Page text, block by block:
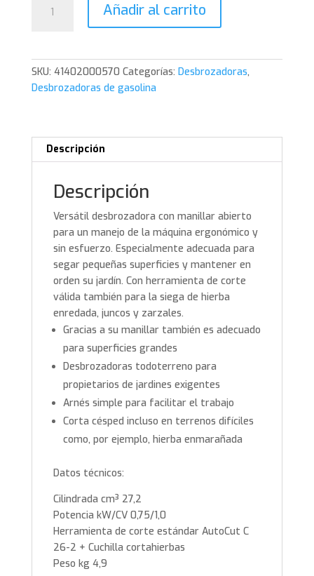
Añadir al carrito
SKU: 41402000570 Categorías: Desbrozadoras,
Desbrozadoras de gasolina
Descripción
Descripción
Versátil desbrozadora con manillar abierto
para un manejo de la máquina ergonómico y
sin esfuerzo. Especialmente adecuada para
segar pequeñas superficies y mantener en
orden su jardín. Con herramienta de corte
válida también para la siega de hierba
enredada, juncos y zarzales.
Gracias a su manillar también es adecuado
para superficies grandes
Desbrozadoras todoterreno para
propietarios de jardines exigentes
Arnés simple para facilitar el trabajo
Corta césped incluso en terrenos difíciles
como, por ejemplo, hierba enmarañada
Datos técnicos:
Cilindrada cm³ 27,2
Potencia kW/CV 0,75/1,0
Herramienta de corte estándar AutoCut C
26-2 + Cuchilla cortahierbas
Peso kg 4,9